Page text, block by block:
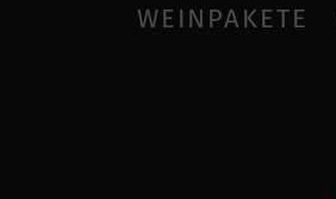
WEINPAKETE